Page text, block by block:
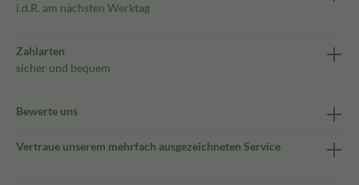
i.d.R. am nächsten Werktag
Zahlarten
sicher und bequem
Bewerte uns
Vertraue unserem mehrfach ausgezeichneten Service